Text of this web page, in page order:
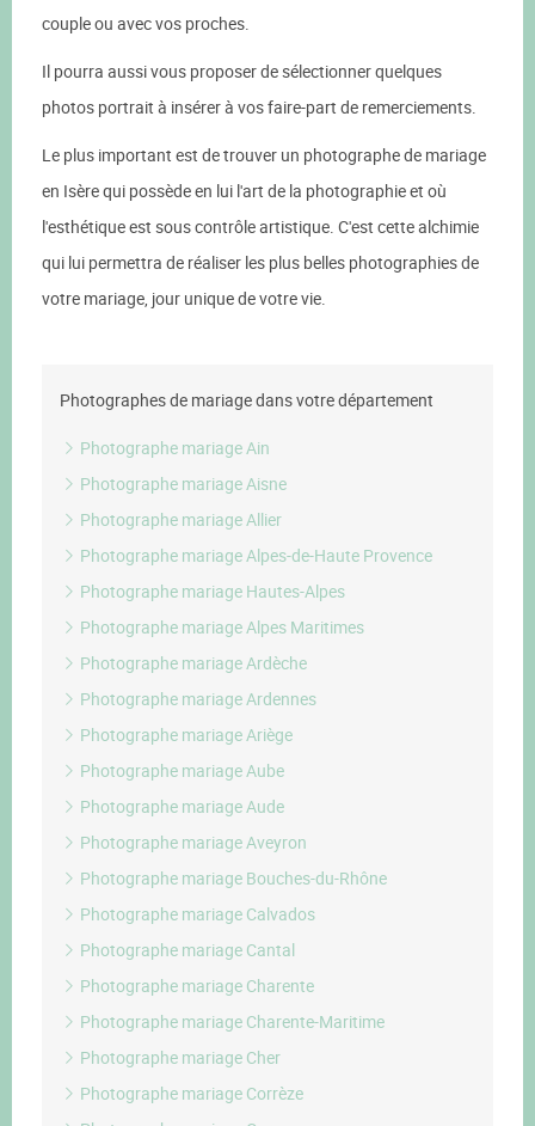
couple ou avec vos proches.
Il pourra aussi vous proposer de sélectionner quelques
photos portrait à insérer à vos faire-part de remerciements.
Le plus important est de trouver un photographe de mariage
en Isère qui possède en lui l'art de la photographie et où
l'esthétique est sous contrôle artistique. C'est cette alchimie
qui lui permettra de réaliser les plus belles photographies de
votre mariage, jour unique de votre vie.
Photographes de mariage dans votre département
Photographe mariage Ain
Photographe mariage Aisne
Photographe mariage Allier
Photographe mariage Alpes-de-Haute Provence
Photographe mariage Hautes-Alpes
Photographe mariage Alpes Maritimes
Photographe mariage Ardèche
Photographe mariage Ardennes
Photographe mariage Ariège
Photographe mariage Aube
Photographe mariage Aude
Photographe mariage Aveyron
Photographe mariage Bouches-du-Rhône
Photographe mariage Calvados
Photographe mariage Cantal
Photographe mariage Charente
Photographe mariage Charente-Maritime
Photographe mariage Cher
Photographe mariage Corrèze